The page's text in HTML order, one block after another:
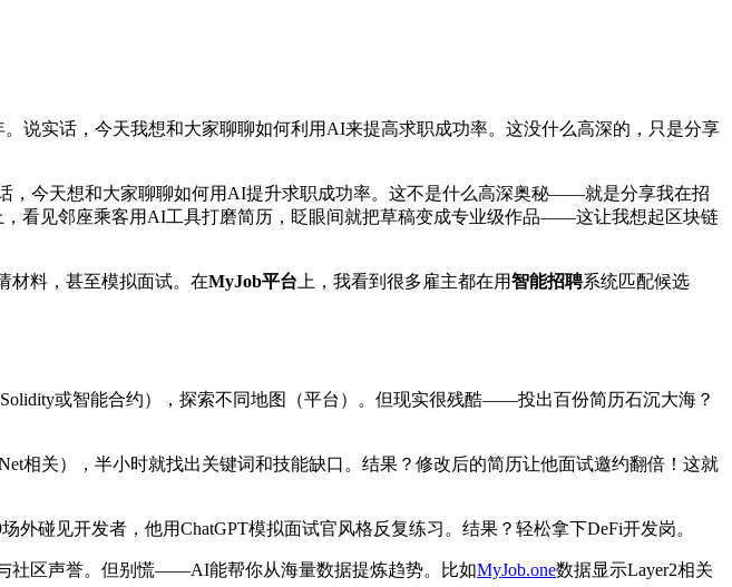
说实话，今天我想和大家聊聊如何利用AI来提高求职成功率。这没什么高深的，只是分享
，今天想和大家聊聊如何用AI提升求职成功率。这不是什么高深奥秘——就是分享我在招
看见邻座乘客用AI工具打磨简历，眨眼间就把草稿变成专业级作品——这让我想起区块链
材料，甚至模拟面试。在MyJob平台上，我看到很多雇主都在用智能招聘系统匹配候选
或智能合约），探索不同地图（平台）。但现实很残酷——投出百份简历石沉大海？
相关），半小时就找出关键词和技能缺口。结果？修改后的简历让他面试邀约翻倍！这就
外碰见开发者，他用ChatGPT模拟面试官风格反复练习。结果？轻松拿下DeFi开发岗。
社区声誉。但别慌——AI能帮你从海量数据提炼趋势。比如MyJob.one数据显示Layer2相关